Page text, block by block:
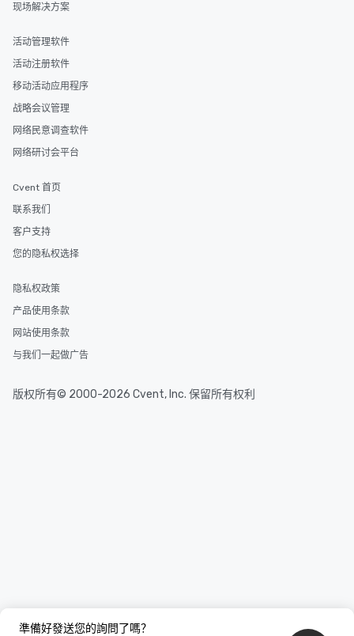
準備好發送您的詢問了嗎？
现场解决方案
活动管理软件
活动注册软件
移动活动应用程序
战略会议管理
网络民意调查软件
网络研讨会平台
Cvent 首页
联系我们
客户支持
您的隐私权选择
隐私权政策
产品使用条款
网站使用条款
与我们一起做广告
版权所有© 2000-2026 Cvent, Inc. 保留所有权利